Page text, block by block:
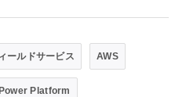
ールドサービス AWS
Platform